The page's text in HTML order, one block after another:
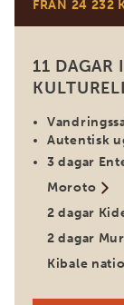
FRÅN 24 232
11 DAGAR
Autentisk
3 dagar
Moroto
2 dagar
2 dagar
Kibale